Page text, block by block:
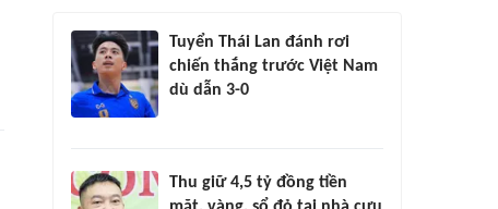
Tuyển Thái Lan đánh rơi
chiến thắng trước Việt Nam
dù dẫn 3-0
Thu giữ 4,5 tỷ đồng tiền